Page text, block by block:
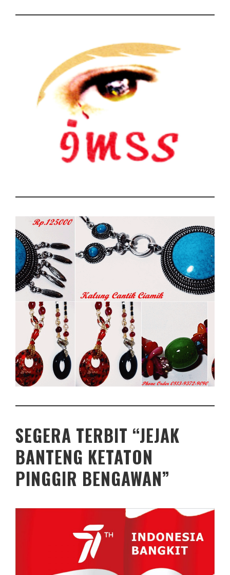
SEGERA TERBIT “JEJAK
BANTENG KETATON
PINGGIR BENGAWAN”